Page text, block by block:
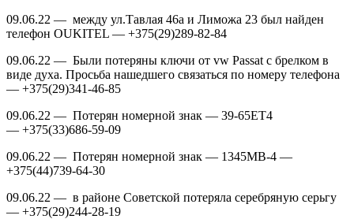
09.06.22 — между ул.Тавлая 46а и Лиможа 23 был найден
телефон OUKITEL — +375(29)289-82-84
09.06.22 — Были потеряны ключи от vw Passat с брелком в
виде духа. Просьба нашедшего связаться по номеру телефона
— +375(29)341-46-85
09.06.22 — Потерян номерной знак — 39-65ЕТ4
— +375(33)686-59-09
09.06.22 — Потерян номерной знак — 1345МВ-4 —
+375(44)739-64-30
09.06.22 — в районе Советской потеряла серебряную серьгу
— +375(29)244-28-19